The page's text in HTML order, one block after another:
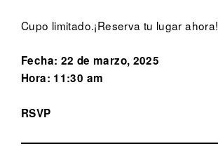
Cupo limitado.¡Reserva tu lugar ahora!
Fecha: 22 de marzo, 2025
Hora: 11:30 am
RSVP